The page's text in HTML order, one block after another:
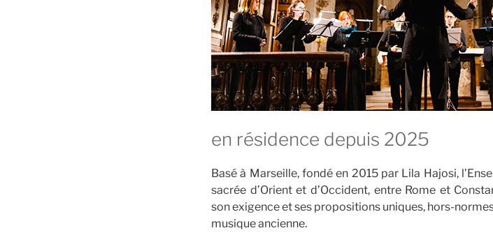
en résidence depuis 2025
Basé à Marseille, fondé en 2015 par Lila Hajosi,
sacrée d’Orient et d’Occident, entre Rome et
son exigence et ses propositions uniques, hors-
musique ancienne.